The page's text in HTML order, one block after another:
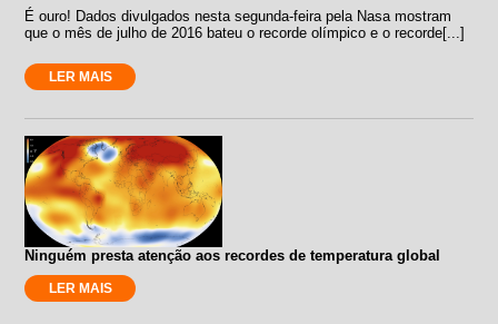
É ouro! Dados divulgados nesta segunda-feira pela Nasa mostram
que o mês de julho de 2016 bateu o recorde olímpico e o recorde[...]
LER MAIS
Ninguém presta atenção aos recordes de temperatura global
LER MAIS